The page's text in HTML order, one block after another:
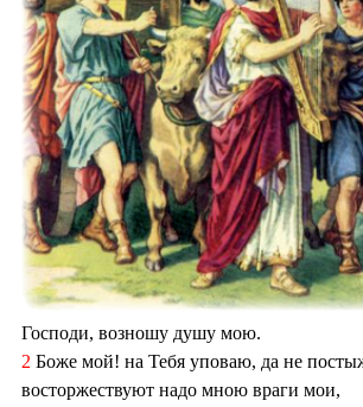
Господи, возношу душу мою.
2 Боже мой! на Тебя уповаю, да не
восторжествуют надо мною враги мои,